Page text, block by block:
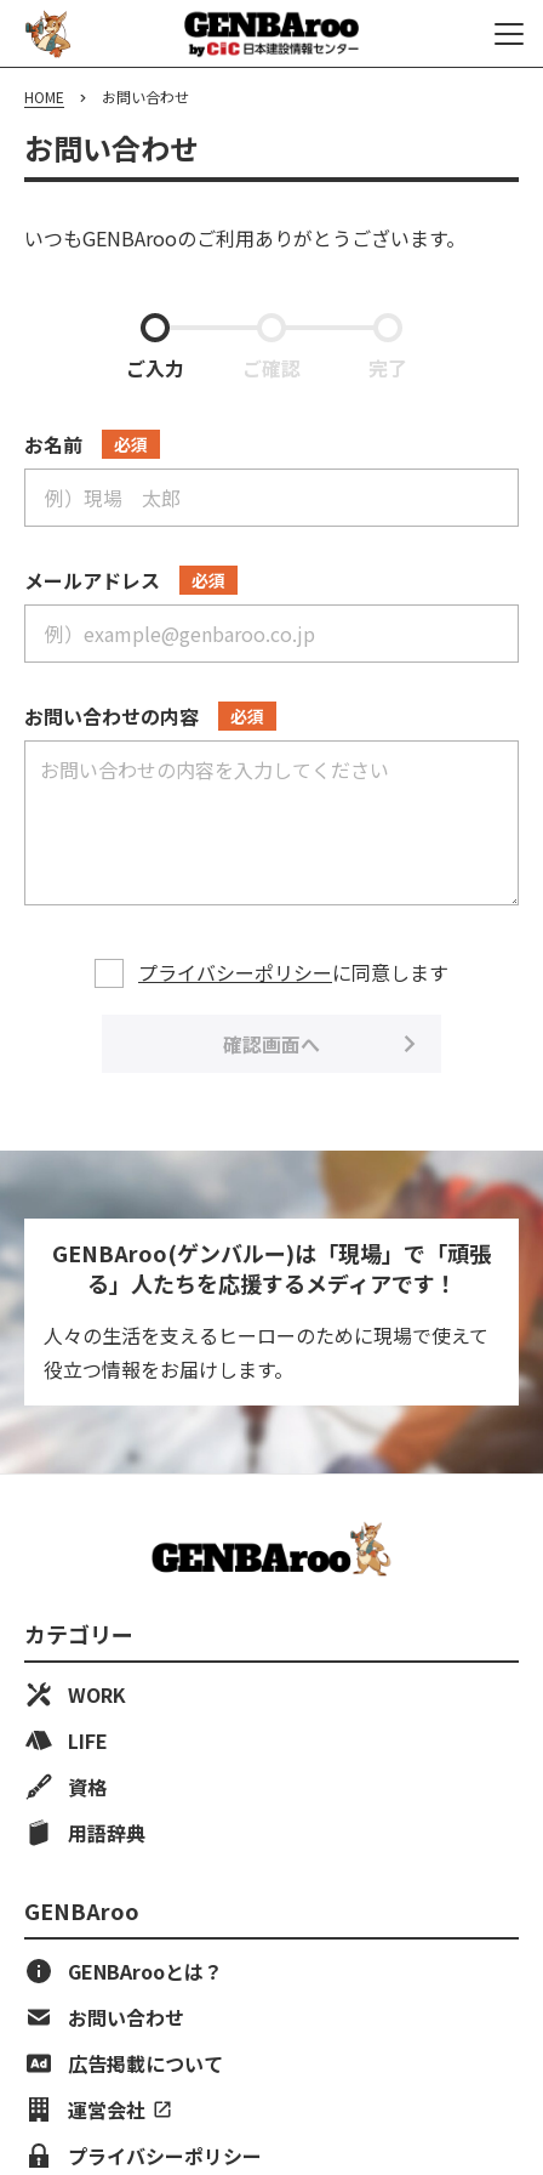
HOME お問い合わせ
お問い合わせ
いつもGENBArooのご利用ありがとうございます。
ご入力 ご確認 完了
お名前 必須
メールアドレス 必須
お問い合わせの内容 必須
プライバシーポリシーに同意します
確認画面へ
GENBAroo(ゲンバルー)は「現場」で「頑張
る」人たちを応援するメディアです！
人々の生活を支えるヒーローのために現場で使えて
役立つ情報をお届けします。
カテゴリー
WORK
LIFE
資格
用語辞典
GENBAroo
GENBArooとは？
お問い合わせ
広告掲載について
運営会社
プライバシーポリシー